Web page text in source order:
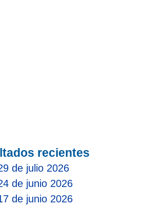
recientes
de julio 2026
de junio 2026
de junio 2026